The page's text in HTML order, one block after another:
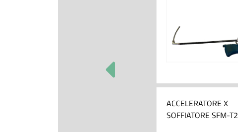
ACCELERATORE X
SOFFIATORE SFM-T2